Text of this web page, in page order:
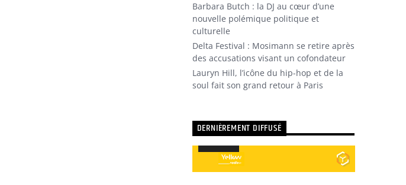
Barbara Butch : la DJ au cœur d’une
nouvelle polémique politique et
culturelle
Delta Festival : Mosimann se retire après
des accusations visant un cofondateur
Lauryn Hill, l’icône du hip-hop et de la
soul fait son grand retour à Paris
DERNIÈREMENT DIFFUSÉ
Lecteur
audio
Utilisez
flèches